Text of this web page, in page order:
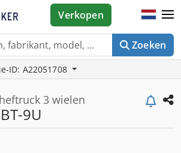
Zoeken
Verkopen
ID: A22051708
3 wielen
9U